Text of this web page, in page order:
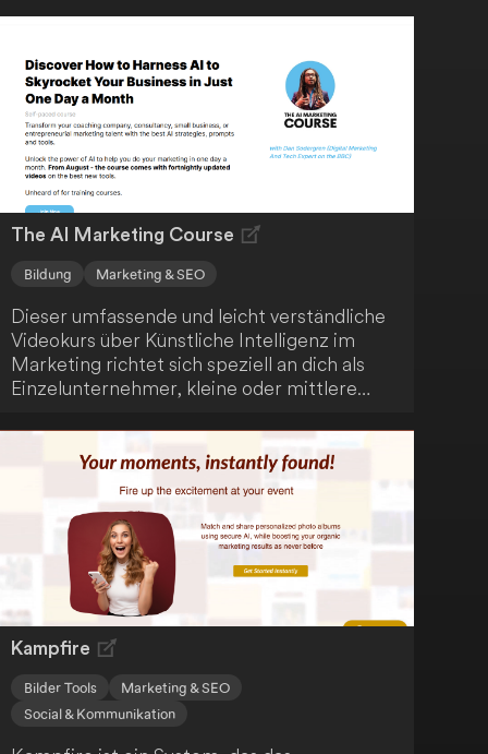
Inhalte, die deine Zielgruppe begeistern
Funktionen wie Textgenerierung,
Bildproduktion und Anzeigenerstellung - alles
in einem einzigen Abonnement. Erlebe jetzt
die Zukunft der Inhaltserstellung!
The AI Marketing Course
Bildung Marketing & SEO
Dieser umfassende und leicht verständliche
Videokurs über Künstliche Intelligenz im
Marketing richtet sich speziell an dich als
Einzelunternehmer, kleine oder mittlere
auch zweiwöchige Updates für ein ganzes
Jahr ab August, inklusive neuen AI-Tools und
Techniken. Ein Muss für alle, die den Einsatz
von AI im Marketingbereich meistern wollen.
Kampfire
Bilder Tools
Marketing & SEO
Social & Kommunikation